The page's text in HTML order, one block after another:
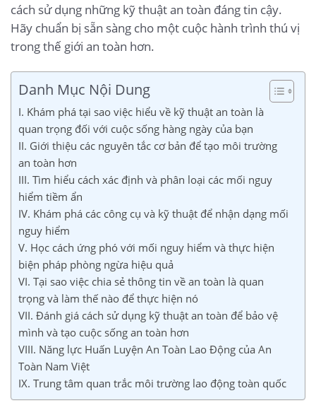
cách sử dụng những kỹ thuật an toàn đáng tin cậy.
Hãy chuẩn bị sẵn sàng cho một cuộc hành trình thú vị
trong thế giới an toàn hơn.
Danh Mục Nội Dung
I. Khám phá tại sao việc hiểu về kỹ thuật an toàn là
quan trọng đối với cuộc sống hàng ngày của bạn
II. Giới thiệu các nguyên tắc cơ bản để tạo môi trường
an toàn hơn
III. Tìm hiểu cách xác định và phân loại các mối nguy
hiểm tiềm ẩn
IV. Khám phá các công cụ và kỹ thuật để nhận dạng mối
nguy hiểm
V. Học cách ứng phó với mối nguy hiểm và thực hiện
biện pháp phòng ngừa hiệu quả
VI. Tại sao việc chia sẻ thông tin về an toàn là quan
trọng và làm thế nào để thực hiện nó
VII. Đánh giá cách sử dụng kỹ thuật an toàn để bảo vệ
mình và tạo cuộc sống an toàn hơn
VIII. Năng lực Huấn Luyện An Toàn Lao Động của An
Toàn Nam Việt
IX. Trung tâm quan trắc môi trường lao động toàn quốc